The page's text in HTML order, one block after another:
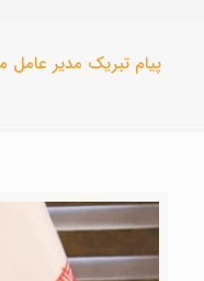
پیام تبریک مدیر عامل